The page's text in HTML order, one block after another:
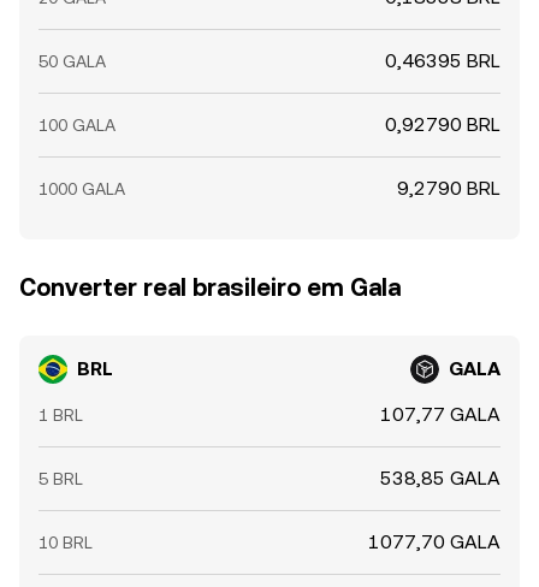
50 GALA 0,46395 BRL
100 GALA 0,92790 BRL
1000 GALA 9,2790 BRL
Converter real brasileiro em Gala
BRL GALA
1 BRL 107,77 GALA
5 BRL 538,85 GALA
10 BRL 1077,70 GALA